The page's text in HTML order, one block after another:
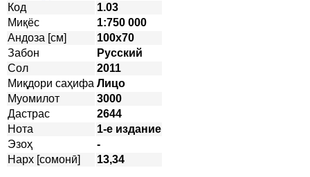
Код
1.03
Миқёс
1:750 000
Андоза [см]
100х70
Забон
Русский
Сол
2011
Миқдори саҳифа Лицо
Муомилот
3000
Дастрас
2644
Нота
1-е издание
Эзоҳ
-
Нарх [сомонӣ]
13,34